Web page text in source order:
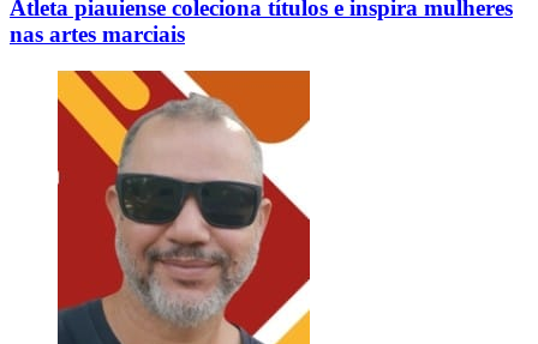
Atleta piauiense coleciona títulos e inspira mulheres
nas artes marciais